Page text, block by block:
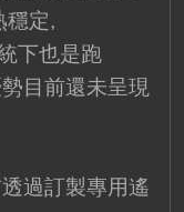
穩定,
下也是跑
目前還未呈現
過訂製專用遙